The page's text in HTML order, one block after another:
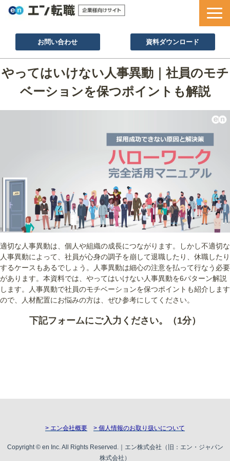
お問い合わせ 資料ダウンロード
サービス一覧
採用ノウハウ
お役立ち資料
やってはいけない人事異動｜社員のモチ
ベーションを保つポイントも解説
適切な人事異動は、個人や組織の成長につながります。しかし不適切な
人事異動によって、社員が心身の調子を崩して退職したり、休職したり
するケースもあるでしょう。人事異動は細心の注意を払って行なう必要
があります。本資料では、やってはいけない人事異動を6パターン解説
します。人事異動で社員のモチベーションを保つポイントも紹介します
ので、人材配置にお悩みの方は、ぜひ参考にしてください。
下記フォームにご入力ください。（1分）
> エン会社概要 > 個人情報のお取り扱いについて
Copyright © en Inc. All Rights Reserved.｜エン株式会社（旧：エン・ジャパン
株式会社）